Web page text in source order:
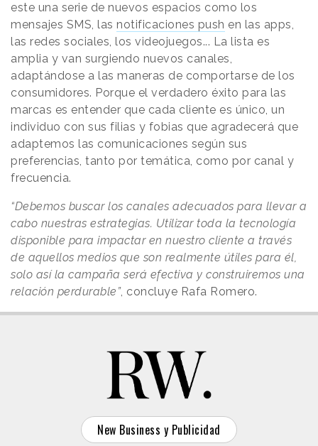
este una serie de nuevos espacios como los
mensajes SMS, las notificaciones push en las apps,
las redes sociales, los videojuegos... La lista es
amplia y van surgiendo nuevos canales,
adaptándose a las maneras de comportarse de los
consumidores. Porque el verdadero éxito para las
marcas es entender que cada cliente es único, un
individuo con sus filias y fobias que agradecerá que
adaptemos las comunicaciones según sus
preferencias, tanto por temática, como por canal y
frecuencia.
“Debemos buscar los canales adecuados para llevar a
cabo nuestras estrategias. Utilizar toda la tecnología
disponible para impactar en nuestro cliente a través
de aquellos medios que son realmente útiles para él,
solo así la campaña será efectiva y construiremos una
relación perdurable”, concluye Rafa Romero.
New Business y Publicidad